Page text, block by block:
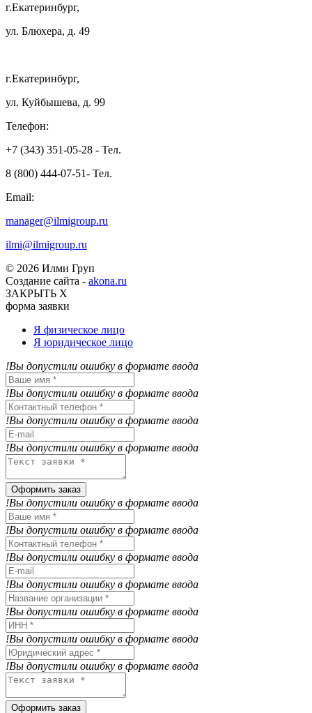
г.Екатеринбург,
ул. Блюхера, д. 49
г.Екатеринбург,
ул. Куйбышева, д. 99
Телефон:
+7 (343) 351-05-28 - Тел.
8 (800) 444-07-51- Тел.
Email:
manager@ilmigroup.ru
ilmi@ilmigroup.ru
© 2026 Илми Груп
Создание сайта - akona.ru
ЗАКРЫТЬ Х
форма заявки
Я физическое лицо
Я юридическое лицо
!Вы допустили ошибку в формате ввода
!Вы допустили ошибку в формате ввода
!Вы допустили ошибку в формате ввода
!Вы допустили ошибку в формате ввода
Оформить заказ
!Вы допустили ошибку в формате ввода
!Вы допустили ошибку в формате ввода
!Вы допустили ошибку в формате ввода
!Вы допустили ошибку в формате ввода
!Вы допустили ошибку в формате ввода
!Вы допустили ошибку в формате ввода
!Вы допустили ошибку в формате ввода
Оформить заказ